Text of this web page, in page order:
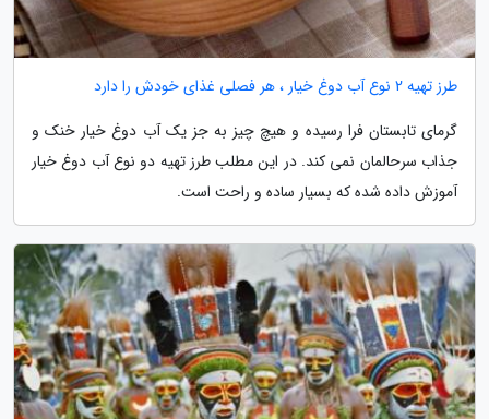
طرز تهیه 2 نوع آب دوغ خیار ، هر فصلی غذای خودش را دارد
گرمای تابستان فرا رسیده و هیچ چیز به جز یک آب دوغ خیار خنک و
جذاب سرحالمان نمی کند. در این مطلب طرز تهیه دو نوع آب دوغ خیار
آموزش داده شده که بسیار ساده و راحت است.